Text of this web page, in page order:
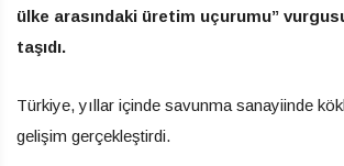
ülke arasındaki üretim uçurumu”
taşıdı.
Türkiye, yıllar içinde savunma sanayiinde
gelişim gerçekleştirdi.